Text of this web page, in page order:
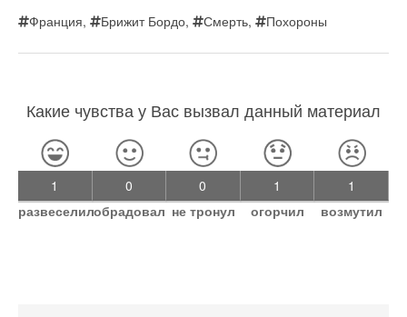
Франция, Брижит Бордо, Смерть, Похороны
Какие чувства у Вас вызвал данный материал
1
развеселил
0
обрадовал
0
не тронул
1
огорчил
1
возмутил